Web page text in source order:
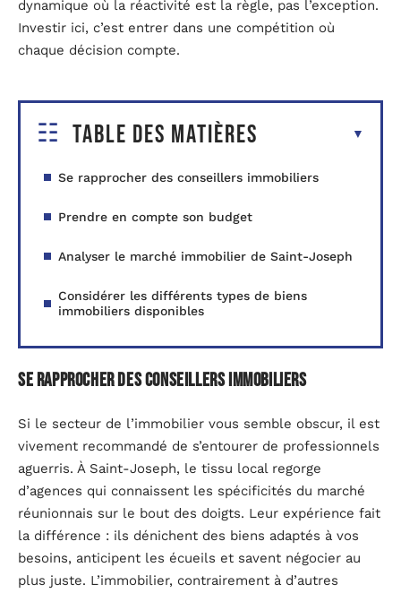
dynamique où la réactivité est la règle, pas l’exception.
Investir ici, c’est entrer dans une compétition où
chaque décision compte.
Table des matières
Se rapprocher des conseillers immobiliers
Prendre en compte son budget
Analyser le marché immobilier de Saint-Joseph
Considérer les différents types de biens
immobiliers disponibles
Se rapprocher des conseillers immobiliers
Si le secteur de l’immobilier vous semble obscur, il est
vivement recommandé de s’entourer de professionnels
aguerris. À Saint-Joseph, le tissu local regorge
d’agences qui connaissent les spécificités du marché
réunionnais sur le bout des doigts. Leur expérience fait
la différence : ils dénichent des biens adaptés à vos
besoins, anticipent les écueils et savent négocier au
plus juste. L’immobilier, contrairement à d’autres